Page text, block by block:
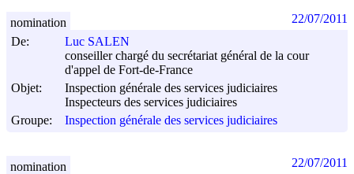
De:
Luc SALEN
conseiller chargé du secrétariat général de la cour
d'appel de Fort-de-France
Objet:
Inspection générale des services judiciaires
Inspecteurs des services judiciaires
Groupe:
Inspection générale des services judiciaires
nomination 22/07/2011
nomination 22/07/2011